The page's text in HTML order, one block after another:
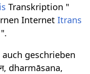
Transkription "
InternetItrans
geschrieben
dharmāsana,